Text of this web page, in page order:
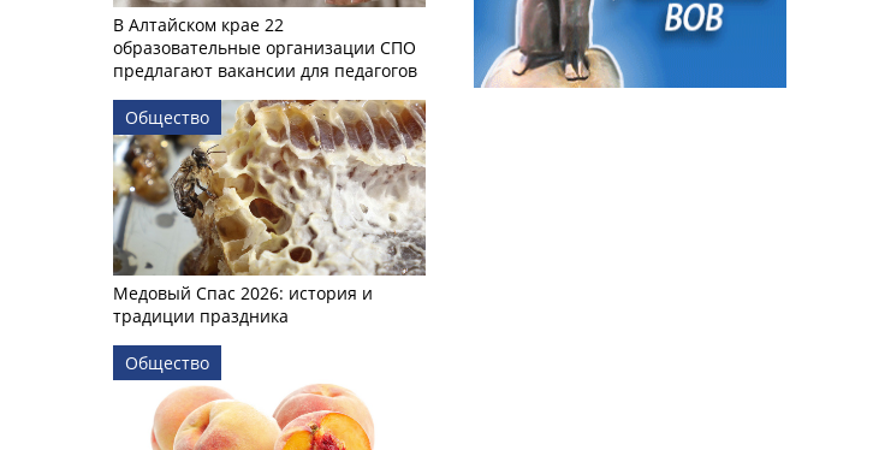
В Алтайском крае 22
образовательные организации СПО
предлагают вакансии для педагогов
Общество
Медовый Спас 2026: история и
традиции праздника
Общество